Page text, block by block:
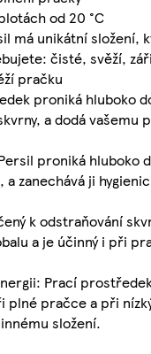
od 20 °C
má unikátní složení,
čisté, svěží,
pračku
proniká hluboko
a dodá vašemu
proniká hluboko
zanechává ji
k odstraňování
a je účinný i při
Prací
plné pračce a při
složení.